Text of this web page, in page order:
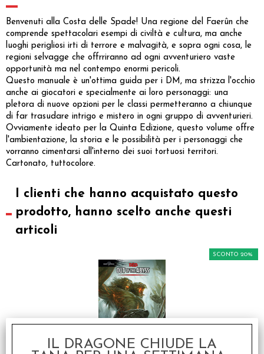
Benvenuti alla Costa delle Spade! Una regione del Faerûn che
comprende spettacolari esempi di civiltà e cultura, ma anche
luoghi perigliosi irti di terrore e malvagità, e sopra ogni cosa, le
regioni selvagge che offrriranno ad ogni avventuriero vaste
opportunità ma nel contempo enormi pericoli.
Questo manuale è un'ottima guida per i DM, ma strizza l'occhio
anche ai giocatori e specialmente ai loro personaggi: una
pletora di nuove opzioni per le classi permetteranno a chiunque
di far trasudare intrigo e mistero in ogni gruppo di avventurieri.
Ovviamente ideato per la Quinta Edizione, questo volume offre
l'ambientazione, la storia e le possibilità per i personaggi che
vorranno cimentarsi all'interno dei suoi tortuosi territori.
Cartonato, tuttocolore.
I clienti che hanno acquistato questo
prodotto, hanno scelto anche questi
articoli
SCONTO 20%
IL DRAGONE CHIUDE LA